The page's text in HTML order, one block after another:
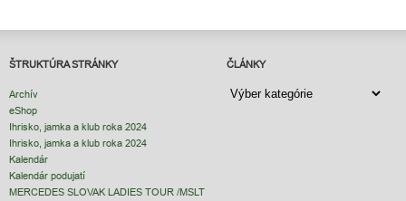
ŠTRUKTÚRA STRÁNKY
Archív
eShop
Ihrisko, jamka a klub roka 2024
Ihrisko, jamka a klub roka 2024
Kalendár
Kalendár podujatí
MERCEDES SLOVAK LADIES TOUR /MSLT
ČLÁNKY
ČLÁNKY